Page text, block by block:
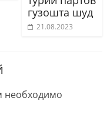
гузошта шуд
21.08.2023
необходимо